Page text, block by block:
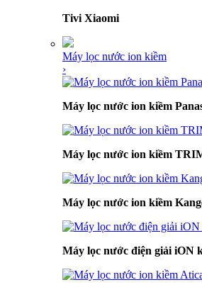
Tivi Xiaomi
Máy lọc nước ion kiềm
›
Máy lọc nước ion kiềm
Máy lọc nước ion kiềm
Máy lọc nước ion kiềm
Máy lọc nước điện giải iON